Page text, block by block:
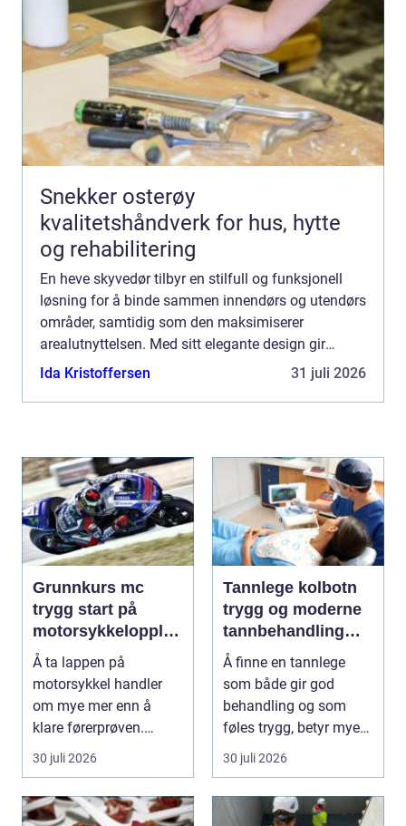
Snekker osterøy
kvalitetshåndverk for hus, hytte
og rehabilitering
En heve skyvedør tilbyr en stilfull og funksjonell
løsning for å binde sammen innendørs og utendørs
områder, samtidig som den maksimiserer
arealutnyttelsen. Med sitt elegante design gir
denne typen dør e...
Ida Kristoffersen 31 juli 2026
Grunnkurs mc
trygg start på
motorsykkelopplæ
ringen
Å ta lappen på
motorsykkel handler
om mye mer enn å
klare førerprøven.
Mange ønsker
frihetsfølelsen ...
30 juli 2026
Tannlege kolbotn
trygg og moderne
tannbehandling
nær deg
Å finne en tannlege
som både gir god
behandling og som
føles trygg, betyr mye
for de fleste. Mange ø...
30 juli 2026